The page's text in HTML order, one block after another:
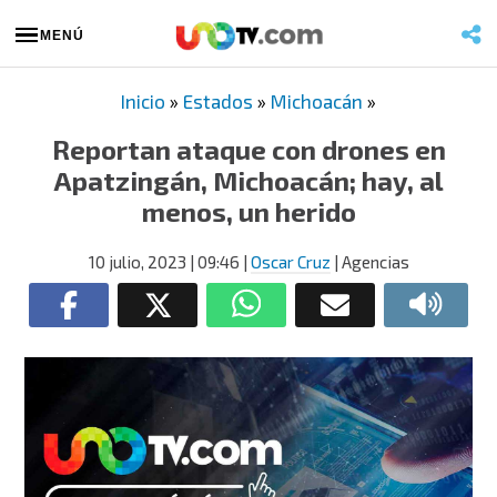
MENÚ
Inicio » Estados » Michoacán »
Reportan ataque con drones en
Apatzingán, Michoacán; hay, al
menos, un herido
10 julio, 2023 | 09:46 | Oscar Cruz | Agencias